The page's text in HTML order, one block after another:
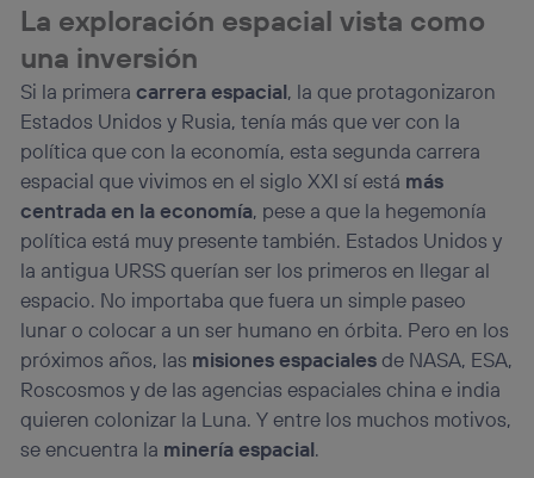
La exploración espacial vista como
una inversión
Si la primeracarrera espacial, la que protagonizaron
Estados Unidos y Rusia, tenía más que ver con la
política que con la economía, esta segunda carrera
espacial que vivimos en el siglo XXI sí está más
centrada en la economía, pese a que la hegemonía
política está muy presente también. Estados Unidos y
la antigua URSS querían ser los primeros en llegar al
espacio. No importaba que fuera un simple paseo
lunar o colocar a un ser humano en órbita. Pero en los
próximos años, las misiones espacialesde NASA, ESA,
Roscosmos y de las agencias espaciales china e india
quieren colonizar la Luna. Y entre los muchos motivos,
se encuentra la minería espacial.
Si utilizasdatos móviles, el marketing será más
personalizado, ya que se basará únicamente en la
navegación del usuario del móvil.
Puedes gestionar los consentimientos Utiq seleccionando
“Administrar Utiq” en la parte inferior de esta página web o
visitando el portal de privacidad de Utiq
(“consenthub”). Para más información, consulta
política de privacidad de Utiq